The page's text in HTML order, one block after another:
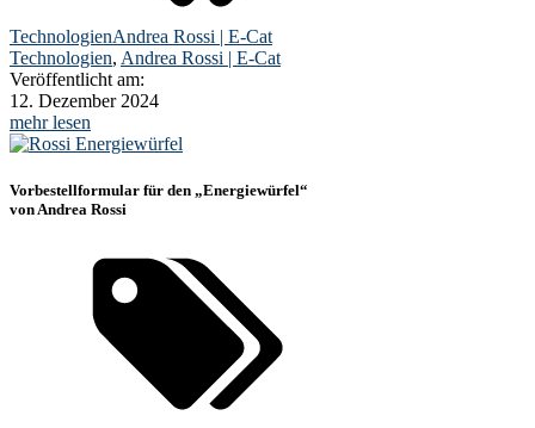
TechnologienAndrea Rossi | E-Cat
Technologien, Andrea Rossi | E-Cat
Veröffentlicht am:
12. Dezember 2024
mehr lesen
Vorbestell­formular für den „Energiewürfel“
von Andrea Rossi